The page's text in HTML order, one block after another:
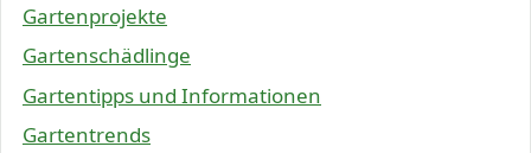
Gartenprojekte
Gartenschädlinge
Gartentipps und Informationen
Gartentrends